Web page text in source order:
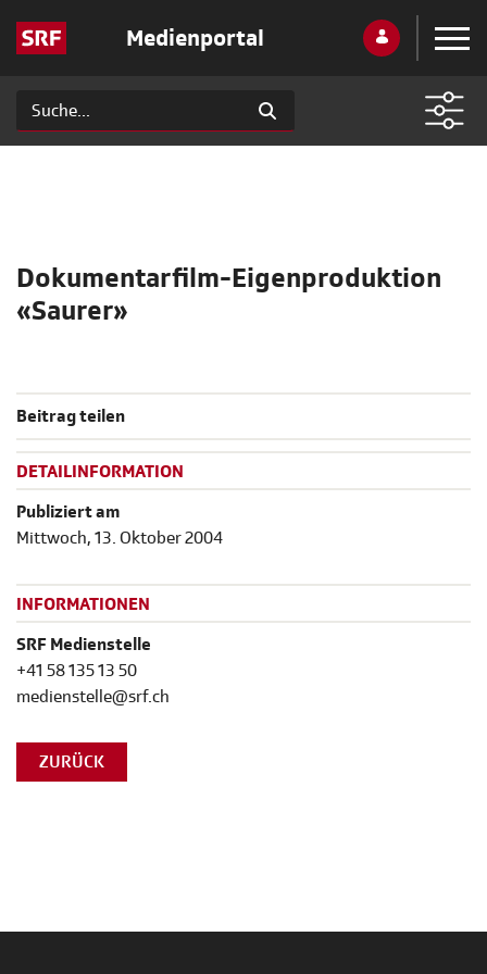
Medienportal
Dokumentarfilm-Eigenproduktion
«Saurer»
Beitrag teilen
DETAILINFORMATION
Publiziert am
Mittwoch, 13. Oktober 2004
INFORMATIONEN
SRF Medienstelle
+41 58 135 13 50
medienstelle@srf.ch
ZURÜCK